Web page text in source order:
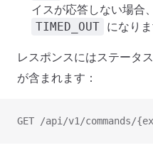
イスが応答しない場合
TIMED_OUT になりま
レスポンスにはステータ
が含まれます：
GET /api/v1/commands/